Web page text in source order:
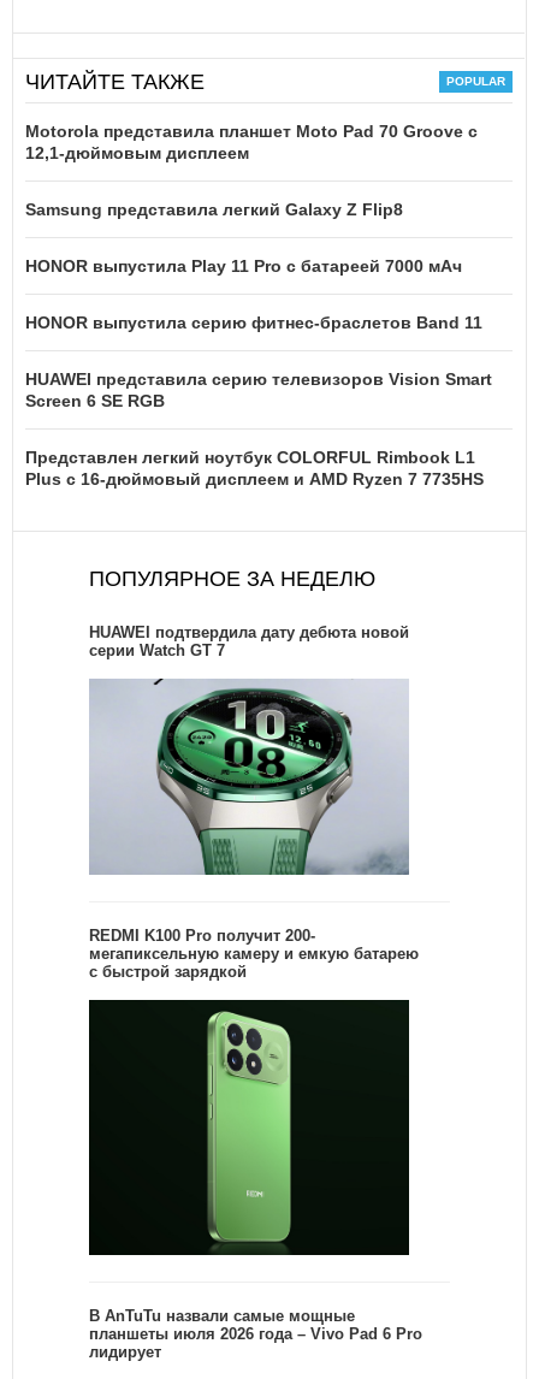
ЧИТАЙТЕ ТАКЖЕ
Motorola представила планшет Moto Pad 70 Groove с
12,1-дюймовым дисплеем
Samsung представила легкий Galaxy Z Flip8
HONOR выпустила Play 11 Pro с батареей 7000 мАч
HONOR выпустила серию фитнес-браслетов Band 11
HUAWEI представила серию телевизоров Vision Smart
Screen 6 SE RGB
Представлен легкий ноутбук COLORFUL Rimbook L1
Plus с 16-дюймовый дисплеем и AMD Ryzen 7 7735HS
ПОПУЛЯРНОЕ ЗА НЕДЕЛЮ
HUAWEI подтвердила дату дебюта новой
серии Watch GT 7
REDMI K100 Pro получит 200-
мегапиксельную камеру и емкую батарею
с быстрой зарядкой
В AnTuTu назвали самые мощные
планшеты июля 2026 года – Vivo Pad 6 Pro
лидирует